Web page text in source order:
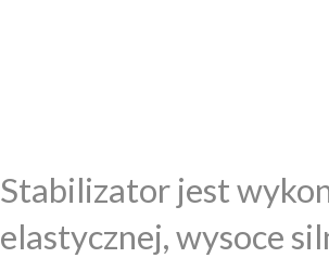
Stabilizator jest
elastycznej, wysoce